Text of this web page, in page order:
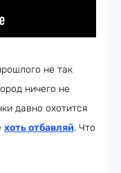
не так
ничего не
давно охотится
хоть отбавляй. Что